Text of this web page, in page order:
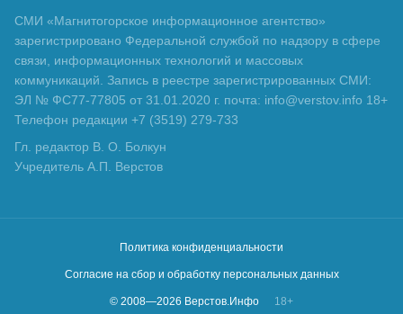
СМИ «Магнитогорское информационное агентство»
зарегистрировано Федеральной службой по надзору в сфере
связи, информационных технологий и массовых
коммуникаций. Запись в реестре зарегистрированных СМИ:
ЭЛ № ФС77-77805 от 31.01.2020 г. почта: info@verstov.info 18+
Телефон редакции +7 (3519) 279-733
Гл. редактор В. О. Болкун
Учредитель А.П. Верстов
Политика конфиденциальности
Согласие на сбор и обработку персональных данных
© 2008—2026 Верстов.Инфо 18+